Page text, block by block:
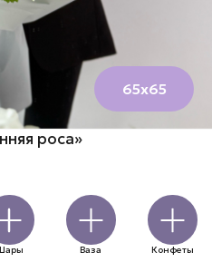
65х65
роса»
Ваза Конфеты